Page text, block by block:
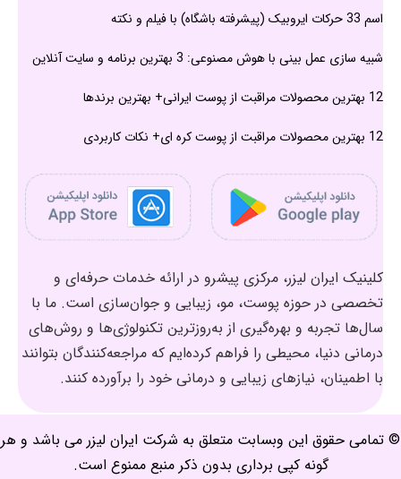
اسم 33 حرکات ایروبیک (پیشرفته باشگاه) با فیلم و نکته
شبیه سازی عمل بینی با هوش مصنوعی: 3 بهترین برنامه و سایت آنلاین
12 بهترین محصولات مراقبت از پوست ایرانی+ بهترین برندها
12 بهترین محصولات مراقبت از پوست کره ای+ نکات کاربردی
کلینیک ایران لیزر، مرکزی پیشرو در ارائه خدمات حرفه‌ای و
تخصصی در حوزه پوست، مو، زیبایی و جوان‌سازی است. ما با
سال‌ها تجربه و بهره‌گیری از به‌روزترین تکنولوژی‌ها و روش‌های
درمانی دنیا، محیطی را فراهم کرده‌ایم که مراجعه‌کنندگان بتوانند
با اطمینان، نیازهای زیبایی و درمانی خود را برآورده کنند.
© تمامی حقوق این وبسابت متعلق به شرکت ایران لیزر می باشد و هر
گونه کپی برداری بدون ذکر منبع ممنوع است.